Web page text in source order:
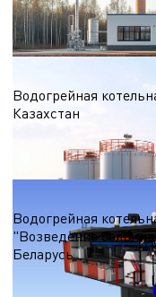
Qтеп.
94,4 МВт
Водогрейные котельные
Водогрейная
Казахстан
Водогрейные котельные на
Водогрейная
"Возведение
Беларусь